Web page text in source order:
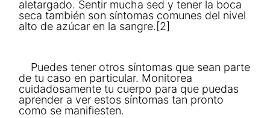
aletargado. Sentir mucha sed y tener la boca
seca también son síntomas comunes del nivel
alto de azúcar en la sangre.[2]
Puedes tener otros síntomas que sean parte
de tu caso en particular. Monitorea
cuidadosamente tu cuerpo para que puedas
aprender a ver estos síntomas tan pronto
como se manifiesten.